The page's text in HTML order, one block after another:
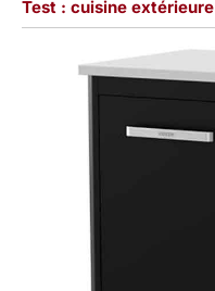
Test : cuisine